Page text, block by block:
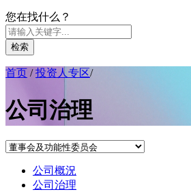
您在找什么？
检索
首页 / 投资人专区/
公司治理
公司概況
公司治理